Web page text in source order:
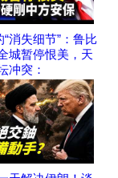
“消失细节”：鲁比
城暂停恨美，天
冲突：